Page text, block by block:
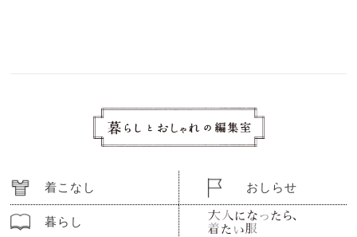
着こなし
暮らし
おしらせ